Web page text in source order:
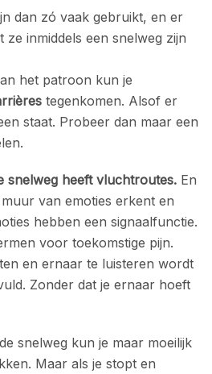
dan zó vaak gebruikt, en er
ze inmiddels een snelweg zijn
het patroon kun je
tegenkomen. Alsof er
staat. Probeer dan maar een
snelweg heeft vluchtroutes. En
van emoties erkent en
hebben een signaalfunctie.
voor toekomstige pijn.
en ernaar te luisteren wordt
Zonder dat je ernaar hoeft
snelweg kun je maar moeilijk
Maar als je stopt en